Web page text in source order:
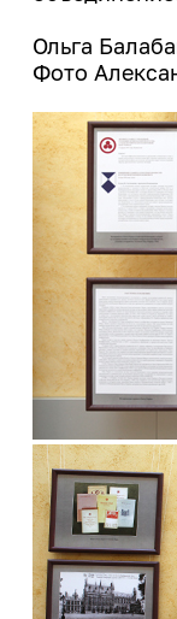
Ольга
Фото